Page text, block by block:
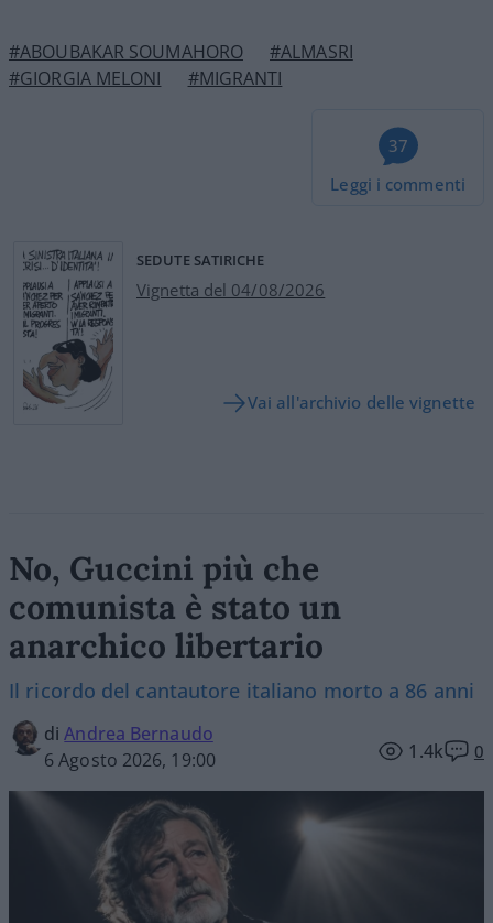
#ABOUBAKAR SOUMAHORO
#ALMASRI
#GIORGIA MELONI
#MIGRANTI
37
Leggi i commenti
SEDUTE SATIRICHE
Vignetta del 04/08/2026
Vai all'archivio delle vignette
No, Guccini più che
comunista è stato un
anarchico libertario
Il ricordo del cantautore italiano morto a 86 anni
diAndrea Bernaudo
6 Agosto 2026, 19:00
1.4k 0